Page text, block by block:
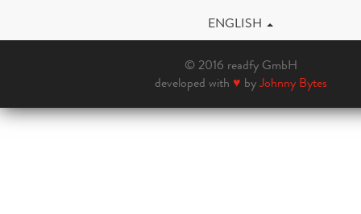
ENGLISH
© 2016 readfy GmbH
developed with ♥ byJohnny Bytes